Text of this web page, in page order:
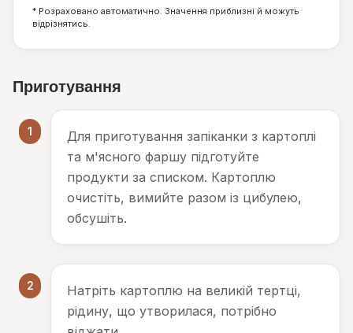
* Розраховано автоматично. Значення приблизні й можуть
відрізнятись.
Приготування
1
Для приготування запіканки з картоплі
та м'ясного фаршу підготуйте
продукти за списком. Картоплю
очистіть, вимийте разом із цибулею,
обсушіть.
2
Натріть картоплю на великій тертці,
рідину, що утворилася, потрібно